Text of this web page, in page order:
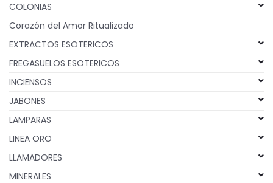
COLONIAS
Corazón del Amor Ritualizado
EXTRACTOS ESOTERICOS
FREGASUELOS ESOTERICOS
INCIENSOS
JABONES
LAMPARAS
LINEA ORO
LLAMADORES
MINERALES